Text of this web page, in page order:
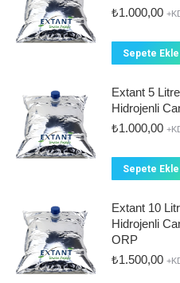
₺1.000,00
Sepete Ekle
Extant 5
Hidrojenli
₺1.000,00
Sepete Ekle
Extant 10
Hidrojenli
ORP
₺1.500,00